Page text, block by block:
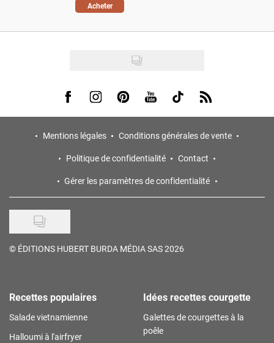
Acheter
Visit us on Facebook
Visit us on Instagram
Visit us on Pinterest
Visit us on Youtube
Visit us on Tiktok
Visit us on Rss
Mentions légales
Conditions générales de vente
Politique de confidentialité
Contact
Gérer les paramètres de confidentialité
© ÉDITIONS HUBERT BURDA MÉDIA SAS 2026
Recettes populaires
Salade vietnamienne
Halloumi à l'airfryer
Idées recettes courgette
Galettes de courgettes à la
poêle